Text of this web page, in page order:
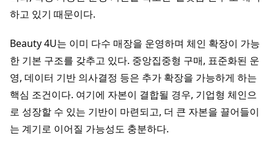
하고 있기 때문이다.
Beauty 4U는 이미 다수 매장을 운영하며 체인 확장이 가능
한 기본 구조를 갖추고 있다. 중앙집중형 구매, 표준화된 운
영, 데이터 기반 의사결정 등은 추가 확장을 가능하게 하는
핵심 조건이다. 여기에 자본이 결합될 경우, 기업형 체인으
로 성장할 수 있는 기반이 마련되고, 더 큰 자본을 끌어들이
는 계기로 이어질 가능성도 충분하다.